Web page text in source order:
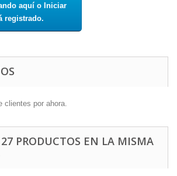
aquí o Iniciar
registrado.
clientes por ahora.
27 PRODUCTOS EN LA MISMA